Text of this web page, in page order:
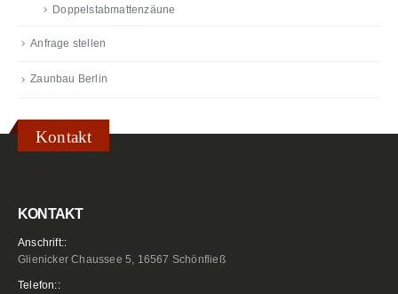
Doppelstabmattenzäune
Anfrage stellen
Zaunbau Berlin
Kontakt
KONTAKT
Anschrift::
Glienicker Chaussee 5, 16567 Schönfließ
Telefon::